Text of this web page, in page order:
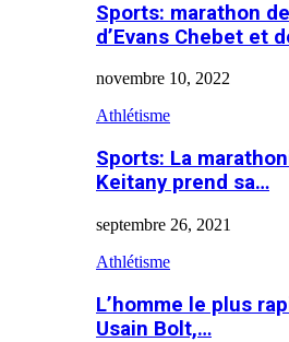
Sports: marathon
d’Evans Chebet et
novembre 10, 2022
Athlétisme
Sports: La
Keitany prend sa…
septembre 26, 2021
Athlétisme
L’homme le plus
Usain Bolt,…